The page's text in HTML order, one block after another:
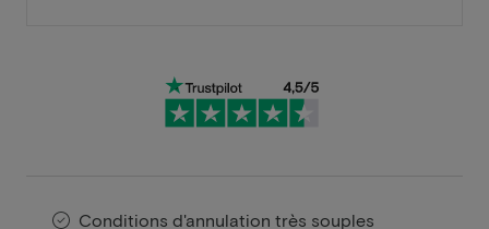
Conditions d'annulation très souples